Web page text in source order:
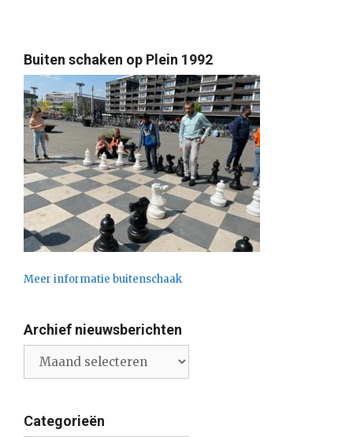
Buiten schaken op Plein 1992
Meer informatie buitenschaak
Archief nieuwsberichten
nieuwsberichten
Categorieën